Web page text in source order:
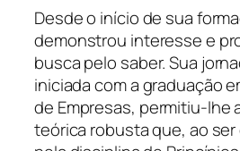
Desde o início de sua
demonstrou interesse e
busca pelo saber. Sua
iniciada com a graduação
de Empresas, permitiu-lhe
teórica robusta que, ao